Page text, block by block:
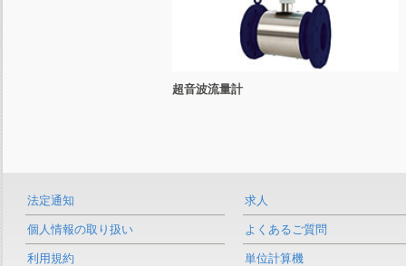
超音波流量計
法定通知
個人情報の取り扱い
利用規約
求人
よくあるご質問
単位計算機